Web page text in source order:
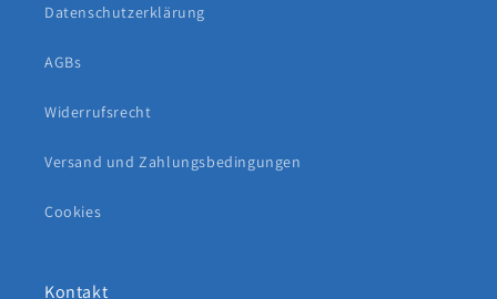
Datenschutzerklärung
AGBs
Widerrufsrecht
Versand und Zahlungsbedingungen
Cookies
Kontakt